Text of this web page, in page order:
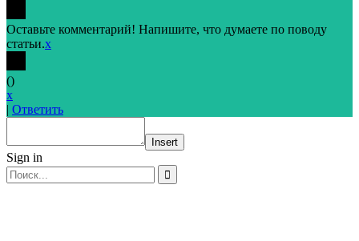
Оставьте комментарий! Напишите, что думаете по поводу
статьи.x
()
x
| Ответить
Insert
Sign in